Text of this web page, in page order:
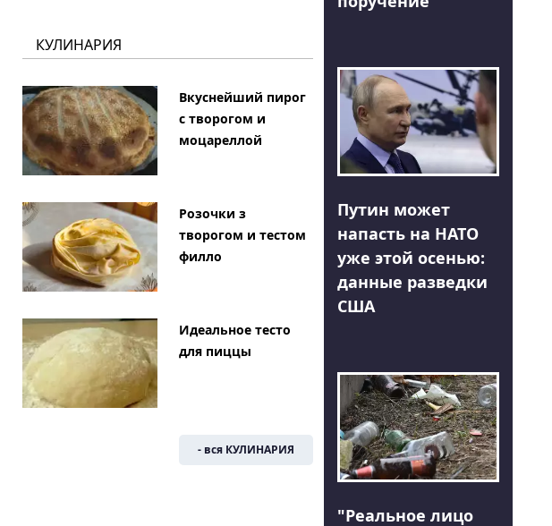
КУЛИНАРИЯ
Вкуснейший пирог
с творогом и
моцареллой
Розочки з
творогом и тестом
филло
Идеальное тесто
для пиццы
- вся КУЛИНАРИЯ
Путин может
напасть на НАТО
уже этой осенью:
данные разведки
США
"Реальное лицо